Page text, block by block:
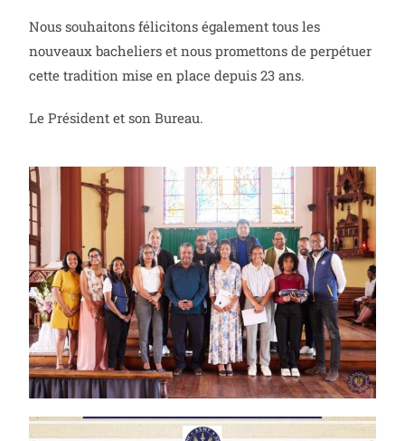
Nous souhaitons félicitons également tous les
nouveaux bacheliers et nous promettons de perpétuer
cette tradition mise en place depuis 23 ans.
Le Président et son Bureau.